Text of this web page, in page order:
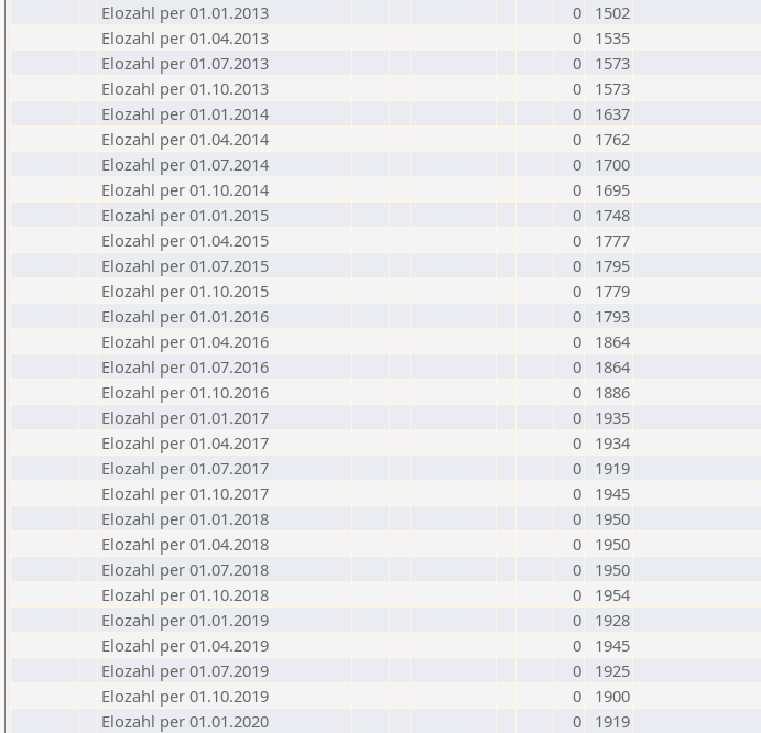
Elozahl per 01.01.2013
0
1502
Elozahl per 01.04.2013
0
1535
Elozahl per 01.07.2013
0
1573
Elozahl per 01.10.2013
0
1573
Elozahl per 01.01.2014
0
1637
Elozahl per 01.04.2014
0
1762
Elozahl per 01.07.2014
0
1700
Elozahl per 01.10.2014
0
1695
Elozahl per 01.01.2015
0
1748
Elozahl per 01.04.2015
0
1777
Elozahl per 01.07.2015
0
1795
Elozahl per 01.10.2015
0
1779
Elozahl per 01.01.2016
0
1793
Elozahl per 01.04.2016
0
1864
Elozahl per 01.07.2016
0
1864
Elozahl per 01.10.2016
0
1886
Elozahl per 01.01.2017
0
1935
Elozahl per 01.04.2017
0
1934
Elozahl per 01.07.2017
0
1919
Elozahl per 01.10.2017
0
1945
Elozahl per 01.01.2018
0
1950
Elozahl per 01.04.2018
0
1950
Elozahl per 01.07.2018
0
1950
Elozahl per 01.10.2018
0
1954
Elozahl per 01.01.2019
0
1928
Elozahl per 01.04.2019
0
1945
Elozahl per 01.07.2019
0
1925
Elozahl per 01.10.2019
0
1900
Elozahl per 01.01.2020
0
1919